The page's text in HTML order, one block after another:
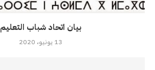
بيان اتحاد شباب التعليم
13 يونيو، 2020